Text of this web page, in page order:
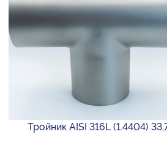
Тройник AISI 316L (1.4404)